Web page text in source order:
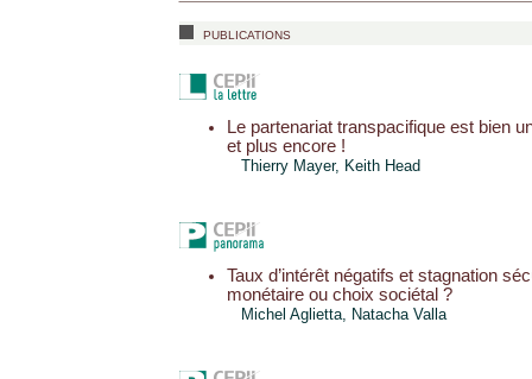
publications
Le partenariat transpacifique est bien
et plus encore !
Thierry Mayer, Keith Head
Taux d’intérêt négatifs et stagnation
monétaire ou choix sociétal ?
Michel Aglietta, Natacha Valla